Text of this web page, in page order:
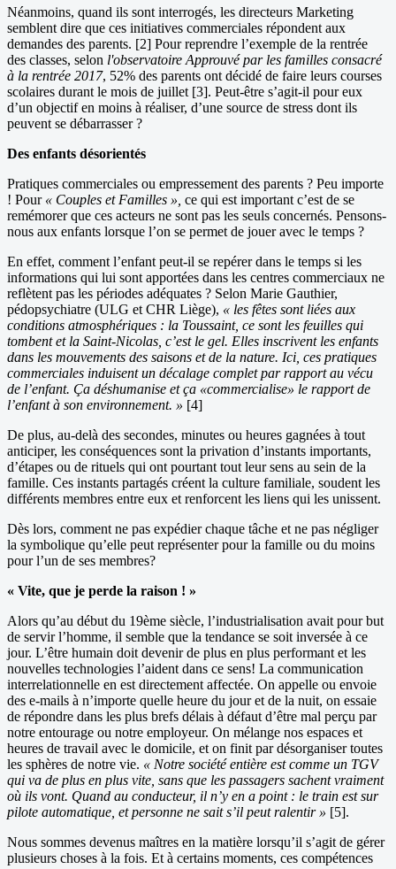
Néanmoins, quand ils sont interrogés, les directeurs Marketing
semblent dire que ces initiatives commerciales répondent aux
demandes des parents. [2] Pour reprendre l’exemple de la rentrée
des classes, selon l'observatoire Approuvé par les familles consacré
à la rentrée 2017, 52% des parents ont décidé de faire leurs courses
scolaires durant le mois de juillet [3]. Peut-être s’agit-il pour eux
d’un objectif en moins à réaliser, d’une source de stress dont ils
peuvent se débarrasser ?
Des enfants désorientés
Pratiques commerciales ou empressement des parents ? Peu importe
! Pour « Couples et Familles », ce qui est important c’est de se
remémorer que ces acteurs ne sont pas les seuls concernés. Pensons-
nous aux enfants lorsque l’on se permet de jouer avec le temps ?
En effet, comment l’enfant peut-il se repérer dans le temps si les
informations qui lui sont apportées dans les centres commerciaux ne
reflètent pas les périodes adéquates ? Selon Marie Gauthier,
pédopsychiatre (ULG et CHR Liège), « les fêtes sont liées aux
conditions atmosphériques : la Toussaint, ce sont les feuilles qui
tombent et la Saint-Nicolas, c’est le gel. Elles inscrivent les enfants
dans les mouvements des saisons et de la nature. Ici, ces pratiques
commerciales induisent un décalage complet par rapport au vécu
de l’enfant. Ça déshumanise et ça «commercialise» le rapport de
l’enfant à son environnement. » [4]
De plus, au-delà des secondes, minutes ou heures gagnées à tout
anticiper, les conséquences sont la privation d’instants importants,
d’étapes ou de rituels qui ont pourtant tout leur sens au sein de la
famille. Ces instants partagés créent la culture familiale, soudent les
différents membres entre eux et renforcent les liens qui les unissent.
Dès lors, comment ne pas expédier chaque tâche et ne pas négliger
la symbolique qu’elle peut représenter pour la famille ou du moins
pour l’un de ses membres?
« Vite, que je perde la raison ! »
Alors qu’au début du 19ème siècle, l’industrialisation avait pour but
de servir l’homme, il semble que la tendance se soit inversée à ce
jour. L’être humain doit devenir de plus en plus performant et les
nouvelles technologies l’aident dans ce sens! La communication
interrelationnelle en est directement affectée. On appelle ou envoie
des e-mails à n’importe quelle heure du jour et de la nuit, on essaie
de répondre dans les plus brefs délais à défaut d’être mal perçu par
notre entourage ou notre employeur. On mélange nos espaces et
heures de travail avec le domicile, et on finit par désorganiser toutes
les sphères de notre vie. « Notre société entière est comme un TGV
qui va de plus en plus vite, sans que les passagers sachent vraiment
où ils vont. Quand au conducteur, il n’y en a point : le train est sur
pilote automatique, et personne ne sait s’il peut ralentir » [5].
Nous sommes devenus maîtres en la matière lorsqu’il s’agit de gérer
plusieurs choses à la fois. Et à certains moments, ces compétences